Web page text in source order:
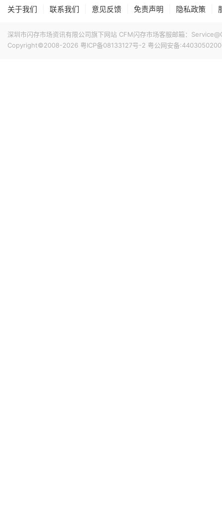
关于我们 联系我们 意见反馈 免责声明 隐私政策
深圳市闪存市场资讯有限公司旗下网站 CFM闪存市场客服邮箱：
Copyright©2008-2026 粤ICP备08133127号-2 粤公网安备